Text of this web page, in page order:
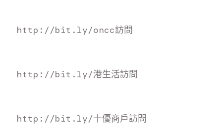
http://bit.ly/oncc訪問
http://bit.ly/港生活訪問
http://bit.ly/十優商戶訪問